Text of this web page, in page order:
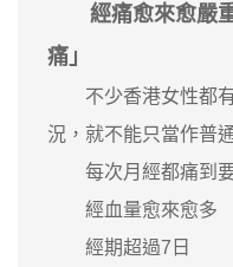
經痛愈來愈嚴
痛」
不少香港女性都有
況，就不能只當作普
每次月經都痛到要
經血量愈來愈多
經期超過7日